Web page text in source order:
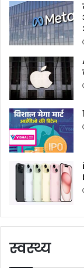
स्वस्थ्य